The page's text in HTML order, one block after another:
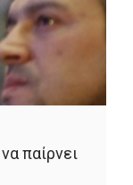
παίρνει